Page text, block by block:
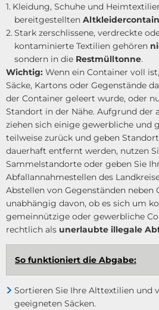
Kleidung, Schuhe und
bereitgestellten
Stark zerschlissene, verdreckte
kontaminierte Textilien gehören
sondern in die Restmülltonne.
Wichtig: Wenn ein Container voll
Säcke, Kartons oder Gegenstände
der Container geleert wurde, oder
Standort in der Nähe. Aufgrund der
ziehen sich einige gewerbliche und
teilweise zurück und geben
dauerhaft entfernt werden, nutzen
Sammelstandorte oder geben Sie
Abfallannahmestellen des
Abstellen von Gegenständen neben
unabhängig davon, ob es sich um
gemeinnützige oder gewerbliche
rechtlich als unerlaubte illegale
So funktioniert die Abgabe:
Sortieren Sie Ihre Alttextilien und
geeigneten Säcken.